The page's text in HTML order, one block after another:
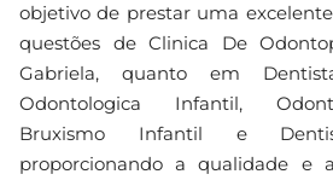
objetivo de prestar uma
questões de Clinica De
Gabriela, quanto em
Odontologica Infantil,
Bruxismo Infantil e
proporcionando a qualidade e